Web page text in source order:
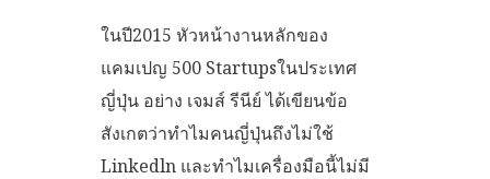
ในปี2015 หัวหน้างานหลักของ
แคมเปญ 500 Startupsในประเทศ
ญี่ปุ่น อย่าง เจมส์ รีนีย์ ได้เขียนข้อ
สังเกตว่าทำไมคนญี่ปุ่นถึงไม่ใช้
Linkedln และทำไมเครื่องมือนี้ไม่มี